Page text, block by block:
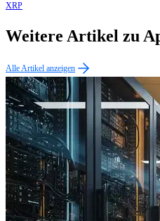
XRP
Weitere Artikel zu
Alle Artikel anzeigen